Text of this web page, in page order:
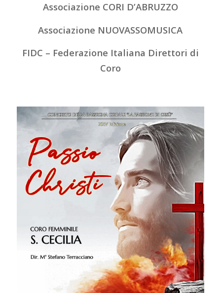
Associazione CORI D’ABRUZZO
Associazione NUOVASSOMUSICA
FIDC – Federazione Italiana Direttori di
Coro